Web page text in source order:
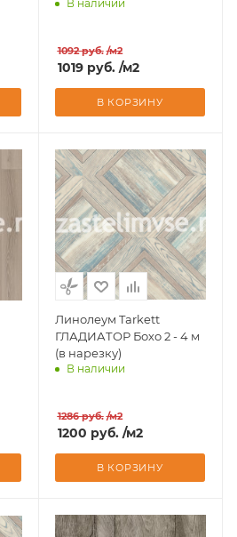
В наличии
1092 руб. /м2
1019 руб. /м2
В КОРЗИНУ
Линолеум Tarkett
ГЛАДИАТОР Бохо 2 - 4 м
(в нарезку)
В наличии
1286 руб. /м2
1200 руб. /м2
В КОРЗИНУ